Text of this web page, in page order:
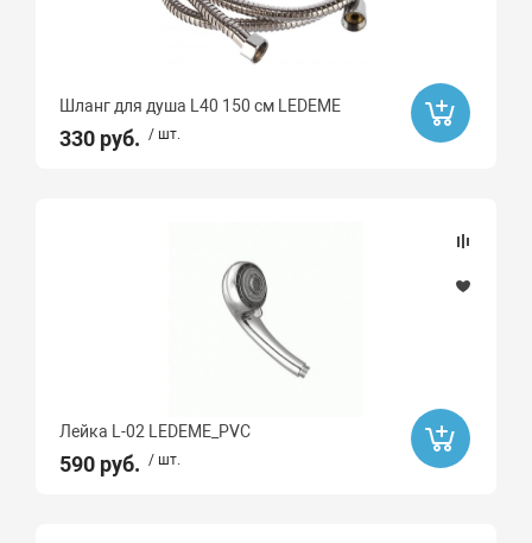
Шланг для душа L40 150 см LEDEME
330 руб. / шт.
Лейка L-02 LEDEME_PVC
590 руб. / шт.